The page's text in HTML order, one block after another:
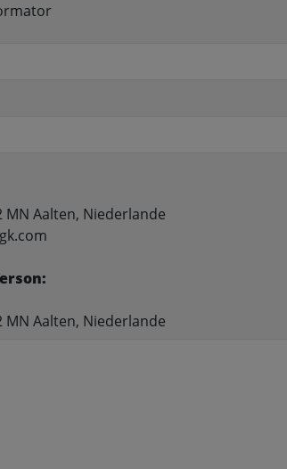
MN Aalten, Niederlande
MN Aalten, Niederlande